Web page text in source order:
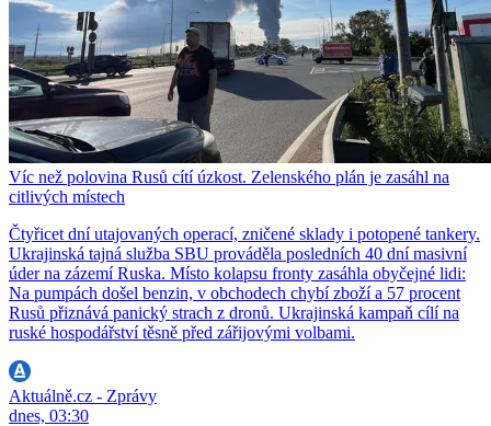
Víc než polovina Rusů cítí úzkost. Zelenského plán je zasáhl na
citlivých místech
Čtyřicet dní utajovaných operací, zničené sklady i potopené tankery.
Ukrajinská tajná služba SBU prováděla posledních 40 dní masivní
úder na zázemí Ruska. Místo kolapsu fronty zasáhla obyčejné lidi:
Na pumpách došel benzin, v obchodech chybí zboží a 57 procent
Rusů přiznává panický strach z dronů. Ukrajinská kampaň cílí na
ruské hospodářství těsně před zářijovými volbami.
Aktuálně.cz - Zprávy
dnes, 03:30